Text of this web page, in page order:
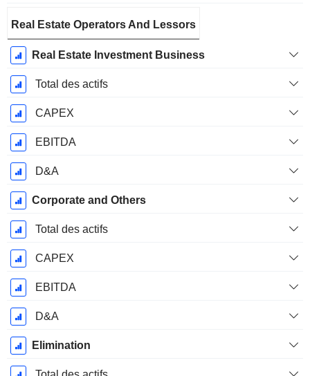
Real Estate Operators And Lessors
Real Estate Investment Business
Total des actifs
CAPEX
EBITDA
D&A
Corporate and Others
Total des actifs
CAPEX
EBITDA
D&A
Elimination